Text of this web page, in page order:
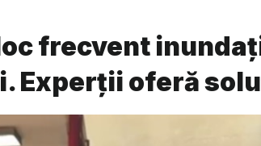
frecvent
Experții oferă